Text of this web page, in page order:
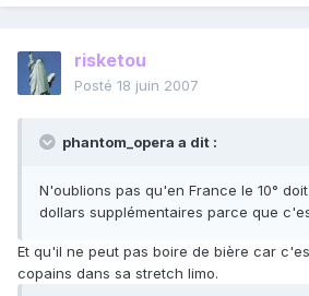
risketou
Posté 18 juin 2007
phantom_opera a dit :
N'oublions pas qu'en France le 10°
dollars supplémentaires parce que
Et qu'il ne peut pas boire de bière car
copains dans sa stretch limo.